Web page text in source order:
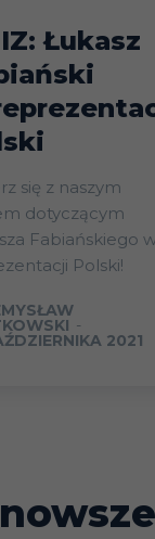
Łukasz
się z naszym
dotyczącym
Fabiańskiego
Polski!
-
2021